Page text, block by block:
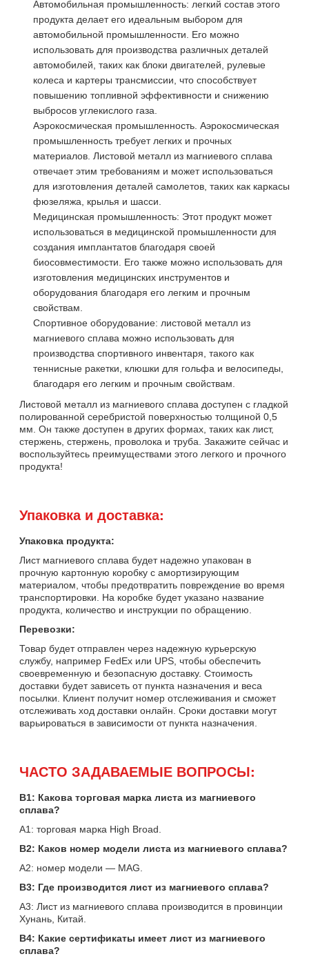
Автомобильная промышленность: легкий состав этого
продукта делает его идеальным выбором для
автомобильной промышленности. Его можно
использовать для производства различных деталей
автомобилей, таких как блоки двигателей, рулевые
колеса и картеры трансмиссии, что способствует
повышению топливной эффективности и снижению
выбросов углекислого газа.
Аэрокосмическая промышленность. Аэрокосмическая
промышленность требует легких и прочных
материалов. Листовой металл из магниевого сплава
отвечает этим требованиям и может использоваться
для изготовления деталей самолетов, таких как каркасы
фюзеляжа, крылья и шасси.
Медицинская промышленность: Этот продукт может
использоваться в медицинской промышленности для
создания имплантатов благодаря своей
биосовместимости. Его также можно использовать для
изготовления медицинских инструментов и
оборудования благодаря его легким и прочным
свойствам.
Спортивное оборудование: листовой металл из
магниевого сплава можно использовать для
производства спортивного инвентаря, такого как
теннисные ракетки, клюшки для гольфа и велосипеды,
благодаря его легким и прочным свойствам.
Листовой металл из магниевого сплава доступен с гладкой
полированной серебристой поверхностью толщиной 0,5
мм. Он также доступен в других формах, таких как лист,
стержень, стержень, проволока и труба. Закажите сейчас и
воспользуйтесь преимуществами этого легкого и прочного
продукта!
Упаковка и доставка:
Упаковка продукта:
Лист магниевого сплава будет надежно упакован в
прочную картонную коробку с амортизирующим
материалом, чтобы предотвратить повреждение во время
транспортировки. На коробке будет указано название
продукта, количество и инструкции по обращению.
Перевозки:
Товар будет отправлен через надежную курьерскую
службу, например FedEx или UPS, чтобы обеспечить
своевременную и безопасную доставку. Стоимость
доставки будет зависеть от пункта назначения и веса
посылки. Клиент получит номер отслеживания и сможет
отслеживать ход доставки онлайн. Сроки доставки могут
варьироваться в зависимости от пункта назначения.
ЧАСТО ЗАДАВАЕМЫЕ ВОПРОСЫ:
В1: Какова торговая марка листа из магниевого
сплава?
A1: торговая марка High Broad.
В2: Каков номер модели листа из магниевого сплава?
A2: номер модели — MAG.
В3: Где производится лист из магниевого сплава?
A3: Лист из магниевого сплава производится в провинции
Хунань, Китай.
В4: Какие сертификаты имеет лист из магниевого
сплава?